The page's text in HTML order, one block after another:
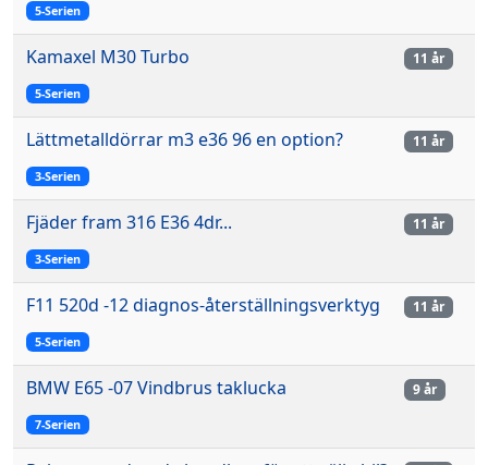
5-Serien
Kamaxel M30 Turbo
5-Serien
11 år
Lättmetalldörrar m3 e36 96 en option?
3-Serien
11 år
Fjäder fram 316 E36 4dr...
3-Serien
11 år
F11 520d -12 diagnos-återställningsverktyg
5-Serien
11 år
BMW E65 -07 Vindbrus taklucka
7-Serien
9 år